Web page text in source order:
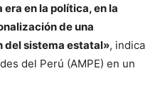
en la política, en la
de una
sistema estatal», indica
del Perú (AMPE) en un